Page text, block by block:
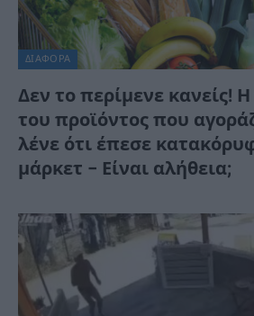
ΔΙΆΦΟΡΑ
Δεν το περίμενε κανείς!
του προϊόντος που
λένε ότι έπεσε
μάρκετ – Είναι αλήθεια;